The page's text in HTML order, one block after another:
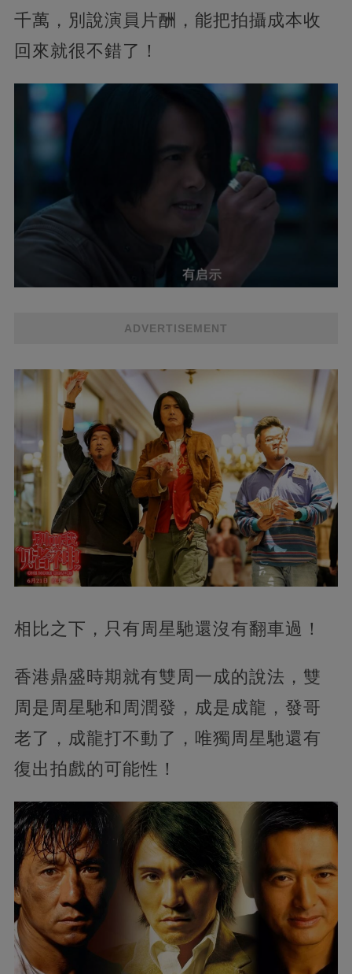
千萬，別說演員片酬，能把拍攝成本收
回來就很不錯了！
ADVERTISEMENT
相比之下，只有周星馳還沒有翻車過！
香港鼎盛時期就有雙周一成的說法，雙
周是周星馳和周潤發，成是成龍，發哥
老了，成龍打不動了，唯獨周星馳還有
復出拍戲的可能性！